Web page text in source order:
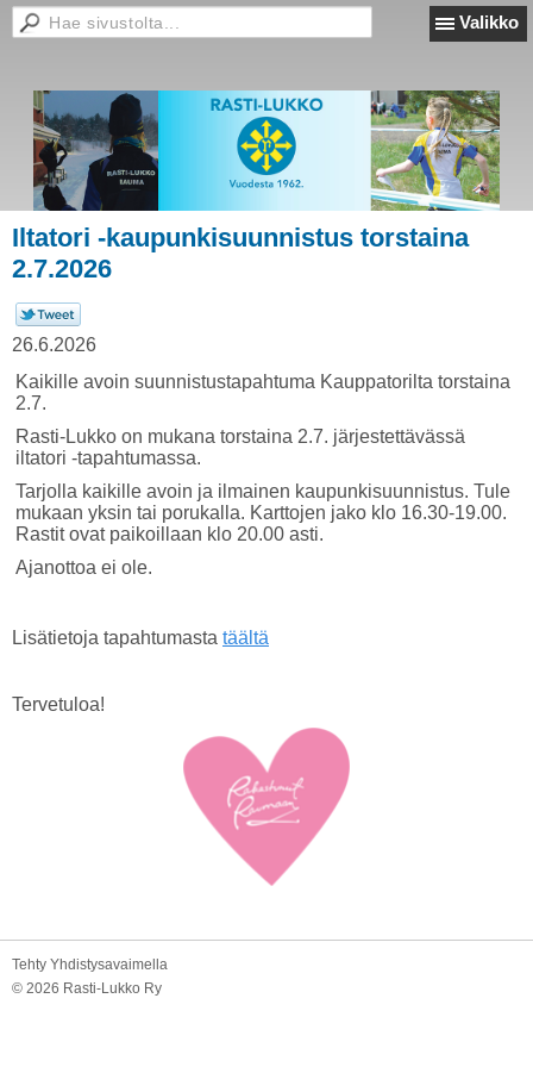
Valikko
Iltatori -kaupunkisuunnistus torstaina
2.7.2026
26.6.2026
Kaikille avoin suunnistustapahtuma Kauppatorilta torstaina
2.7.
Rasti-Lukko on mukana torstaina 2.7. järjestettävässä
iltatori -tapahtumassa.
Tarjolla kaikille avoin ja ilmainen kaupunkisuunnistus. Tule
mukaan yksin tai porukalla. Karttojen jako klo 16.30-19.00.
Rastit ovat paikoillaan klo 20.00 asti.
Ajanottoa ei ole.
Lisätietoja tapahtumasta täältä
Tervetuloa!
Tehty Yhdistysavaimella
© 2026 Rasti-Lukko Ry